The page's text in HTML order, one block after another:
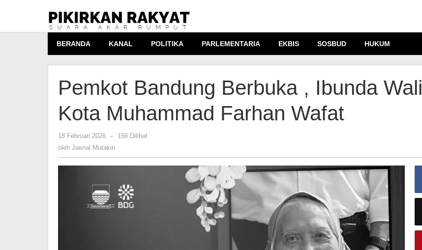
BERANDA KANAL POLITIKA PARLEMENTARIA EKBIS SOSBUD HUKUM
Pemkot Bandung Berbuka , Ibunda Wali
Kota Muhammad Farhan Wafat
18 Februari 2026
oleh
Jaenal
-
156 Dilihat
oleh Jaenal Mutakin